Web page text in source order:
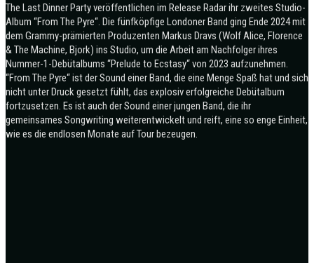
The Last Dinner Party veröffentlichen im Release Radar ihr zweites Studio-
Album “From The Pyre“. Die fünfköpfige Londoner Band ging Ende 2024 mit
dem Grammy-prämierten Produzenten Markus Dravs (Wolf Alice, Florence
& The Machine, Bjork) ins Studio, um die Arbeit am Nachfolger ihres
Nummer-1-Debütalbums “Prelude to Ecstasy“ von 2023 aufzunehmen.
“From The Pyre“ ist der Sound einer Band, die eine Menge Spaß hat und sich
nicht unter Druck gesetzt fühlt, das explosiv erfolgreiche Debütalbum
fortzusetzen. Es ist auch der Sound einer jungen Band, die ihr
gemeinsames Songwriting weiterentwickelt und reift, eine so enge Einheit,
wie es die endlosen Monate auf Tour bezeugen.